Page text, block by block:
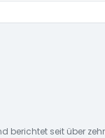
berichtet seit über